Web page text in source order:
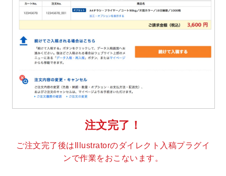
注文完了！
ご注文完了後はIllustratorのダイレクト入稿プラグイ
ンで作業をおこないます。